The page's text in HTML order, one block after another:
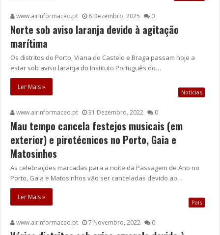
www.airinformacao.pt 8 Dezembro, 2025 0
Norte sob aviso laranja devido à agitação
marítima
Os distritos do Porto, Viana do Castelo e Braga passam hoje a
estar sob aviso laranja do Instituto Português do…
Ler Mais »
Notícias
www.airinformacao.pt 31 Dezembro, 2022 0
Mau tempo cancela festejos musicais (em
exterior) e pirotécnicos no Porto, Gaia e
Matosinhos
As celebrações marcadas para a noite da Passagem de Ano no
Porto, Gaia e Matosinhos vão ser canceladas devido ao…
Ler Mais »
País
www.airinformacao.pt 7 Novembro, 2022 0